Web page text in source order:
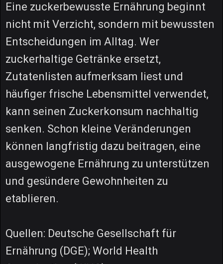
Eine zuckerbewusste Ernährung beginnt
nicht mit Verzicht, sondern mit bewussten
Entscheidungen im Alltag. Wer
zuckerhaltige Getränke ersetzt,
Zutatenlisten aufmerksam liest und
häufiger frische Lebensmittel verwendet,
kann seinen Zuckerkonsum nachhaltig
senken. Schon kleine Veränderungen
können langfristig dazu beitragen, eine
ausgewogene Ernährung zu unterstützen
und gesündere Gewohnheiten zu
etablieren.
Quellen: Deutsche Gesellschaft für
Ernährung (DGE); World Health